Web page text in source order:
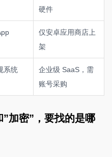
硬件
仅安卓应用商店上
架
系统
企业级 SaaS，需
账号采购
加密”，要找的是哪